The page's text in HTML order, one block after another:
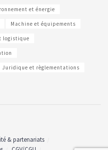
et énergie
Machine et équipements
logistique
Juridique et règlementations
& partenariats